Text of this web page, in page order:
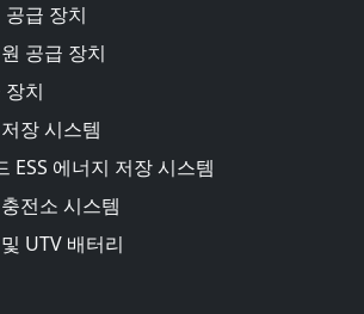
급 장치
공급 장치
치
장 시스템
ESS 에너지 저장 시스템
전소 시스템
UTV 배터리